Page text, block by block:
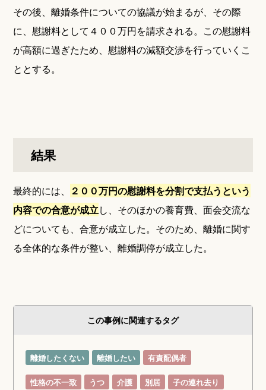
その後、離婚条件についての協議が始まるが、その際
に、慰謝料として４００万円を請求される。この慰謝料
が高額に過ぎたため、慰謝料の減額交渉を行っていくこ
ととする。
結果
最終的には、
２００万円の慰謝料を分割で支払うという
内容での合意が成立し、そのほかの養育費、面会交流な
どについても、合意が成立した。そのため、離婚に関す
る全体的な条件が整い、離婚調停が成立した。
この事例に関連するタグ
離婚したくない 離婚したい 有責配偶者
性格の不一致 うつ 介護 別居 子の連れ去り